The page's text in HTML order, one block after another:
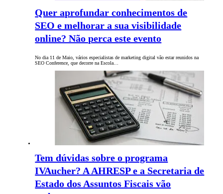
Quer aprofundar conhecimentos de
SEO e melhorar a sua visibilidade
online? Não perca este evento
No dia 11 de Maio, vários especialistas de marketing digital vão estar reunidos na
SEO Conference, que decorre na Escola…
Tem dúvidas sobre o programa
IVAucher? A AHRESP e a Secretaria de
Estado dos Assuntos Fiscais vão